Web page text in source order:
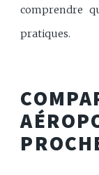
comprendre
pratiques.